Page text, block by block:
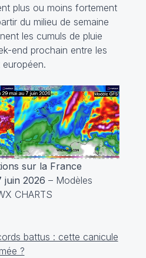
plus ou moins fortement
du milieu de semaine
les cumuls de pluie
end prochain entre les
sur la France
juin 2026 – Modèles
CHARTS
battus : cette canicule
?